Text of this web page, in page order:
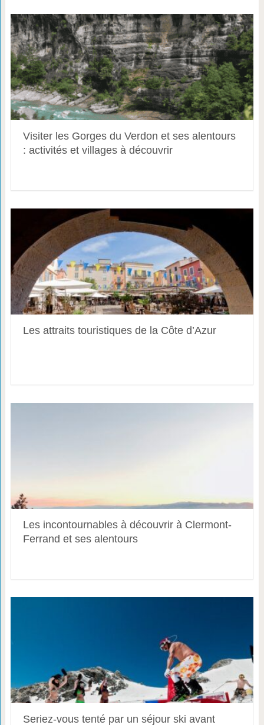
Visiter les Gorges du Verdon et ses alentours
: activités et villages à découvrir
Les attraits touristiques de la Côte d’Azur
Les incontournables à découvrir à Clermont-
Ferrand et ses alentours
Seriez-vous tenté par un séjour ski avant